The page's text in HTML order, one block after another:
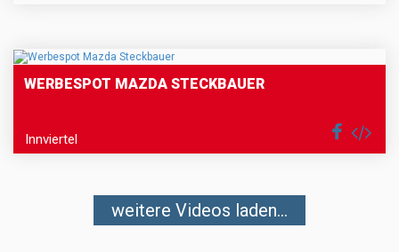
WERBESPOT MAZDA STECKBAUER
Innviertel
weitere Videos laden...